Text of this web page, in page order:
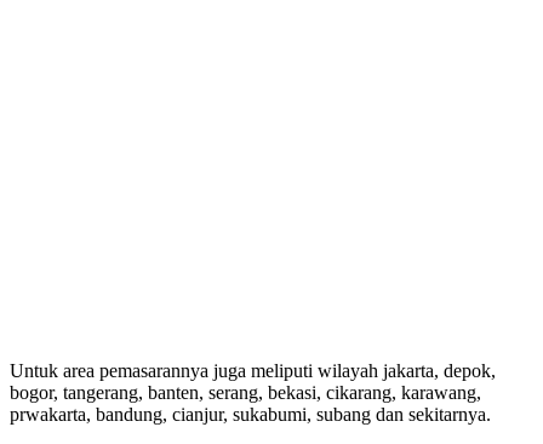
Untuk area pemasarannya juga meliputi wilayah jakarta, depok,
bogor, tangerang, banten, serang, bekasi, cikarang, karawang,
prwakarta, bandung, cianjur, sukabumi, subang dan sekitarnya.